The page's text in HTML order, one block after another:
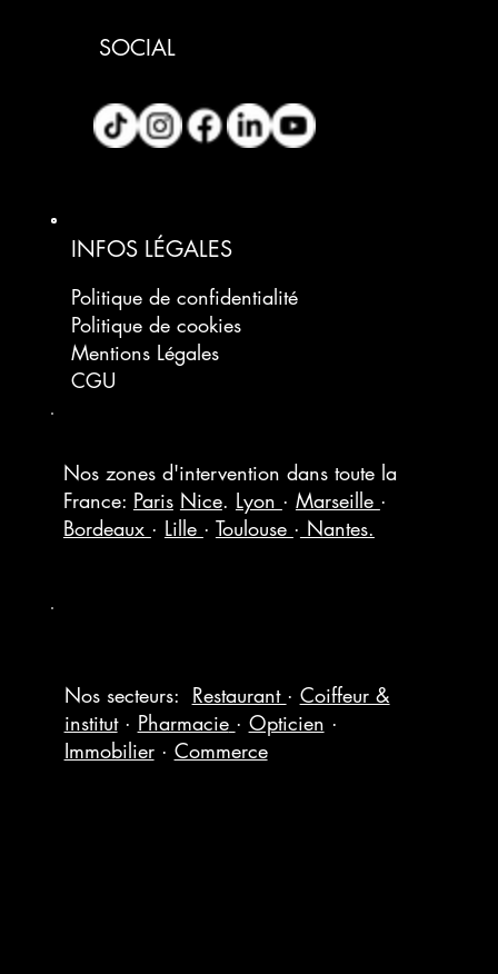
Nos zones d'intervention dans toute la
France: Paris Nice. Lyon · Marseille ·
Bordeaux · Lille · Toulouse · Nantes.
Nos secteurs: Restaurant · Coiffeur &
institut · Pharmacie · Opticien ·
Immobilier· Commerce
SOCIAL
INFOS LÉGALES
Politique de confidentialité
Politique de cookies
Mentions Légales
CGU